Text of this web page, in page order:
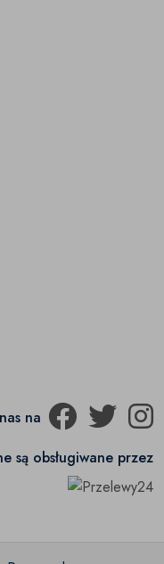
na
są obsługiwane przez